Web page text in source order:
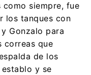
como siempre, fue
los tanques con
Gonzalo para
correas que
de los
y se